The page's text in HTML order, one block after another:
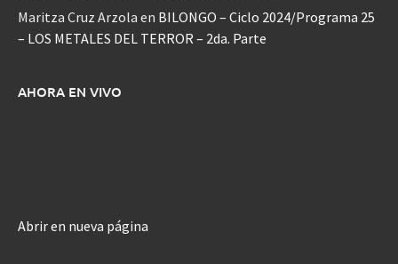
Maritza Cruz Arzola en BILONGO – Ciclo 2024/Programa 25
– LOS METALES DEL TERROR – 2da. Parte
AHORA EN VIVO
Abrir en nueva página